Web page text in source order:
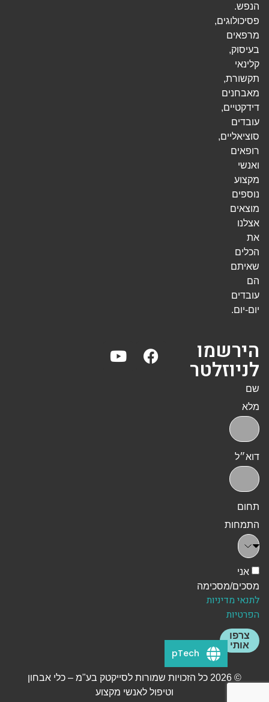
הנפש.
פסיכולוגים,
מרפאים
בעיסוק,
קלינאי
תקשורת,
מאבחנים
דידקטיים,
עובדים
סוציאליים,
רופאים
ואנשי
מקצוע
נוספים
מוצאים
אצלנו
את
הכלים
שאיתם
הם
עובדים
יום-יום.
הירשמו
לניוזלטר
שם
מלא
דוא״ל
תחום
התמחות
אני
מסכים/מסכימה
לתנאי מדיניות
הפרטיות
צרפו
אותי
© 2026 כל הזכויות שמורות לסייקטק בע"מ – כלי אבחון
וטיפול לאנשי מקצוע
pTech